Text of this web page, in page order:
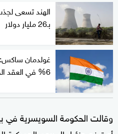
الهند تسعى
بـ26 مليار دولار
غولدمان ساكس:
6% في العقد الحالي
وقالت الحكومة السويسرية في